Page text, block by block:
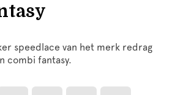
speedlace van het merk redrag
combi fantasy.